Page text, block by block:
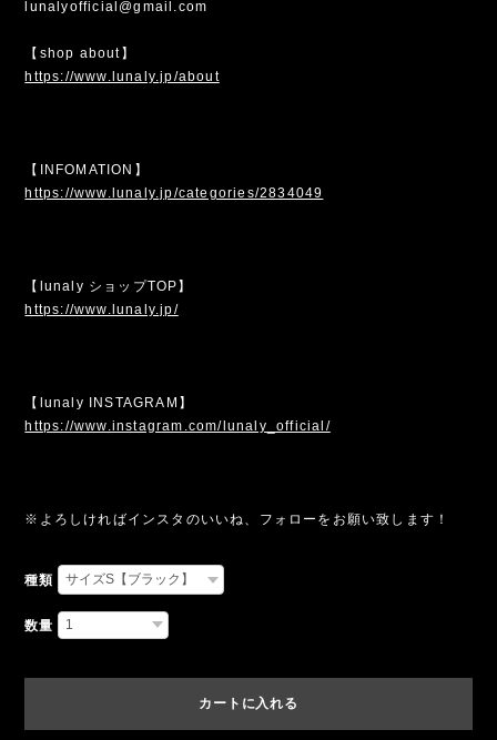
lunalyofficial@gmail.com
【shop about】
https://www.lunaly.jp/about
【INFOMATION】
https://www.lunaly.jp/categories/2834049
【lunaly ショップTOP】
https://www.lunaly.jp/
【lunaly INSTAGRAM】
https://www.instagram.com/lunaly_official/
※よろしければインスタのいいね、フォローをお願い致します！
種類
数量
カートに入れる